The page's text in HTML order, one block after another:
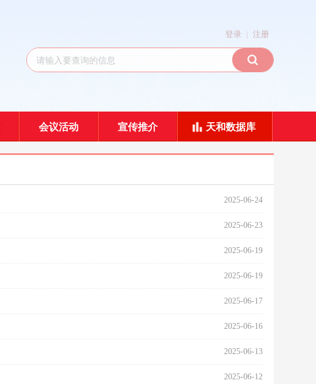
登录 | 注册
会议活动 宣传推介 天和数据库
2025-06-24
2025-06-23
2025-06-19
2025-06-19
2025-06-17
2025-06-16
2025-06-13
2025-06-12